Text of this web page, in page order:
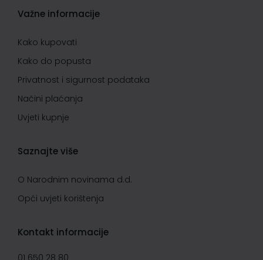
Važne informacije
Kako kupovati
Kako do popusta
Privatnost i sigurnost podataka
Načini plaćanja
Uvjeti kupnje
Saznajte više
O Narodnim novinama d.d.
Opći uvjeti korištenja
Kontakt informacije